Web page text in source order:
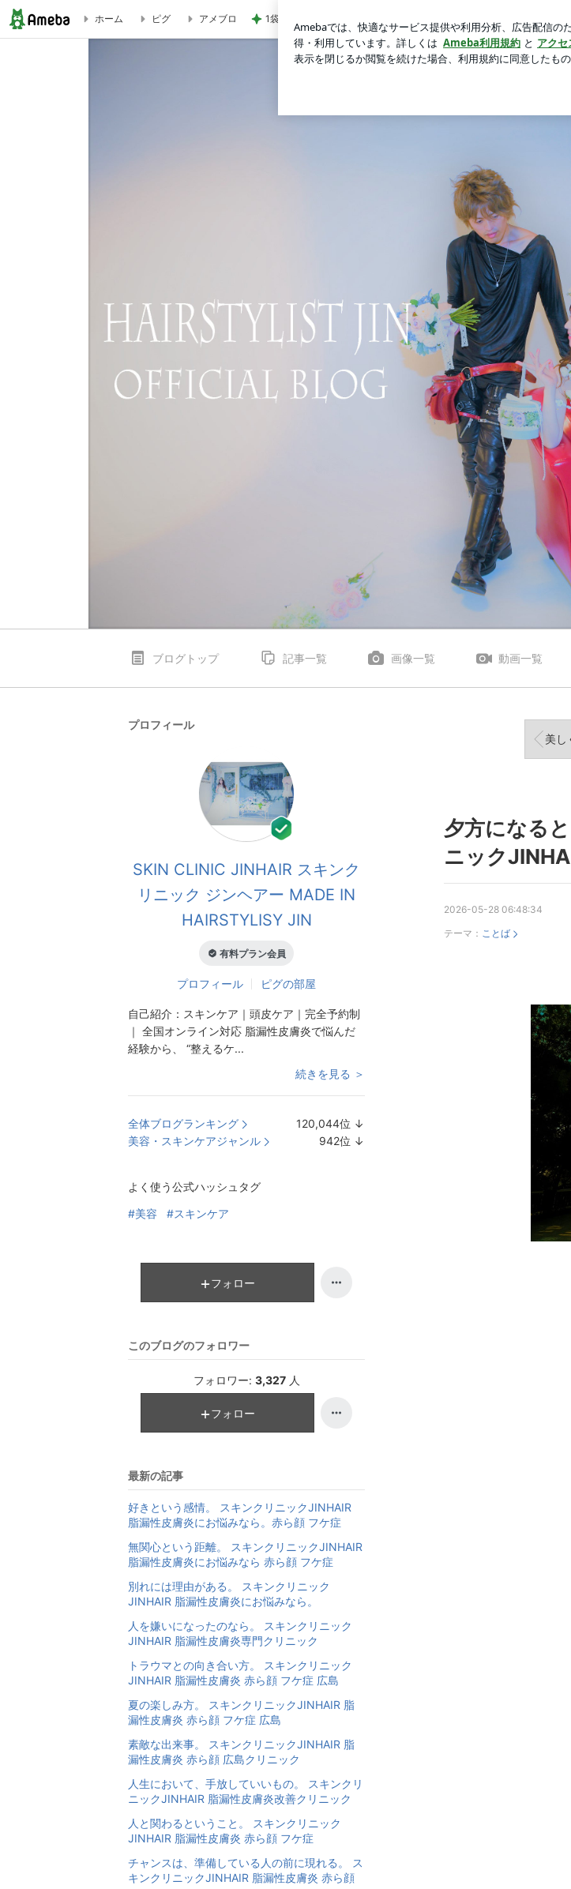
夕方になると、少しだけ本音が見える。 スキンクリニックJINHAIR 脂漏性皮膚炎 赤ら顔 | スキン
ホーム ピグ アメブロ 1袋100円で買ったおつまみのナッツ
ブログトップ 記事一覧 画像一覧 動画一覧
美しく生きる。
夕方になる
ニック
2026-05-28 06:48:34
テーマ： ことば
プロフィール
SKIN CLINIC JINHAIR スキンク
リニック ジンヘアー MADE IN
HAIRSTYLISY JIN
有料プラン会員
プロフィール ピグの部屋
自己紹介： スキンケア｜頭皮ケア｜完全予約制
｜ 全国オンライン対応 脂漏性皮膚炎で悩んだ
経験から、 “整えるケ...
続きを見る ＞
全体ブログランキング 120,044位 ↓
美容・スキンケアジャンル 942位 ↓
よく使う公式ハッシュタグ
#美容 #スキンケア
フォロー
このブログのフォロワー
フォロワー: 3,327 人
フォロー
最新の記事
好きという感情。 スキンクリニックJINHAIR
脂漏性皮膚炎にお悩みなら。赤ら顔 フケ症
無関心という距離。 スキンクリニックJINHAIR
脂漏性皮膚炎にお悩みなら 赤ら顔 フケ症
別れには理由がある。 スキンクリニック
JINHAIR 脂漏性皮膚炎にお悩みなら。
人を嫌いになったのなら。 スキンクリニック
JINHAIR 脂漏性皮膚炎専門クリニック
トラウマとの向き合い方。 スキンクリニック
JINHAIR 脂漏性皮膚炎 赤ら顔 フケ症 広島
夏の楽しみ方。 スキンクリニックJINHAIR 脂
漏性皮膚炎 赤ら顔 フケ症 広島
素敵な出来事。 スキンクリニックJINHAIR 脂
漏性皮膚炎 赤ら顔 広島クリニック
人生において、手放していいもの。 スキンクリ
ニックJINHAIR 脂漏性皮膚炎改善クリニック
人と関わるということ。 スキンクリニック
JINHAIR 脂漏性皮膚炎 赤ら顔 フケ症
チャンスは、準備している人の前に現れる。 ス
キンクリニックJINHAIR 脂漏性皮膚炎 赤ら顔